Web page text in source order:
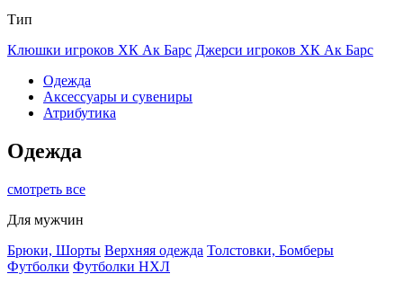
Тип
Клюшки игроков ХК Ак Барс Джерси игроков ХК Ак Барс
Одежда
Аксессуары и сувениры
Атрибутика
Одежда
смотреть все
Для мужчин
Брюки, Шорты Верхняя одежда Толстовки, Бомберы
Футболки Футболки НХЛ